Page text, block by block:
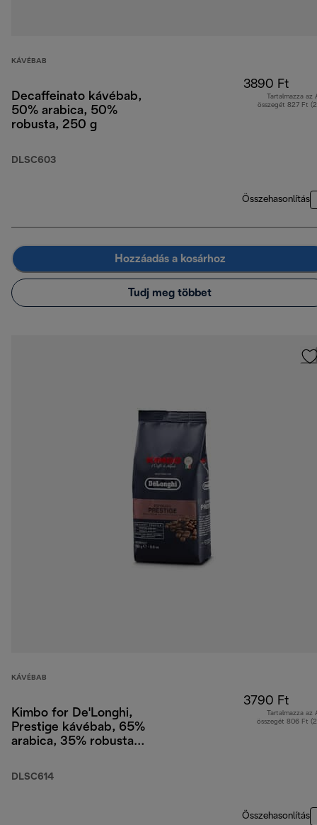
KÁVÉBAB
Decaffeinato kávébab,
50% arabica, 50%
robusta, 250 g
DLSC603
3890 Ft
Tartalmazza az
összegét 827 Ft
Összehasonlítás
Hozzáadás a kosárhoz
Tudj meg többet
KÁVÉBAB
Kimbo for De'Longhi,
Prestige kávébab, 65%
arabica, 35% robusta,
DLSC614
3790 Ft
Tartalmazza az
összegét 806 Ft
Összehasonlítás